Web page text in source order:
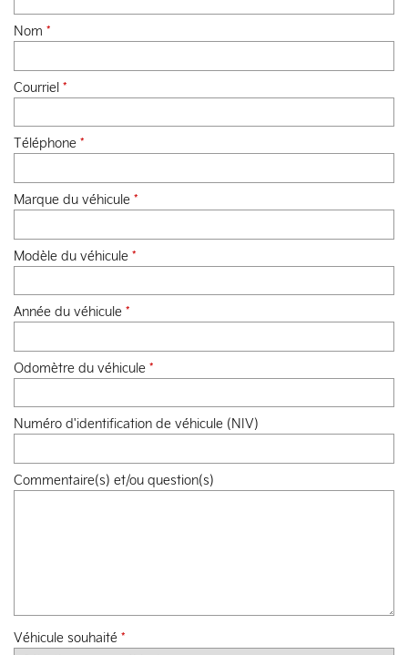
Nom *
Courriel *
Téléphone *
Marque du véhicule *
Modèle du véhicule *
Année du véhicule *
Odomètre du véhicule *
Numéro d'identification de véhicule (NIV)
Commentaire(s) et/ou question(s)
Véhicule souhaité *